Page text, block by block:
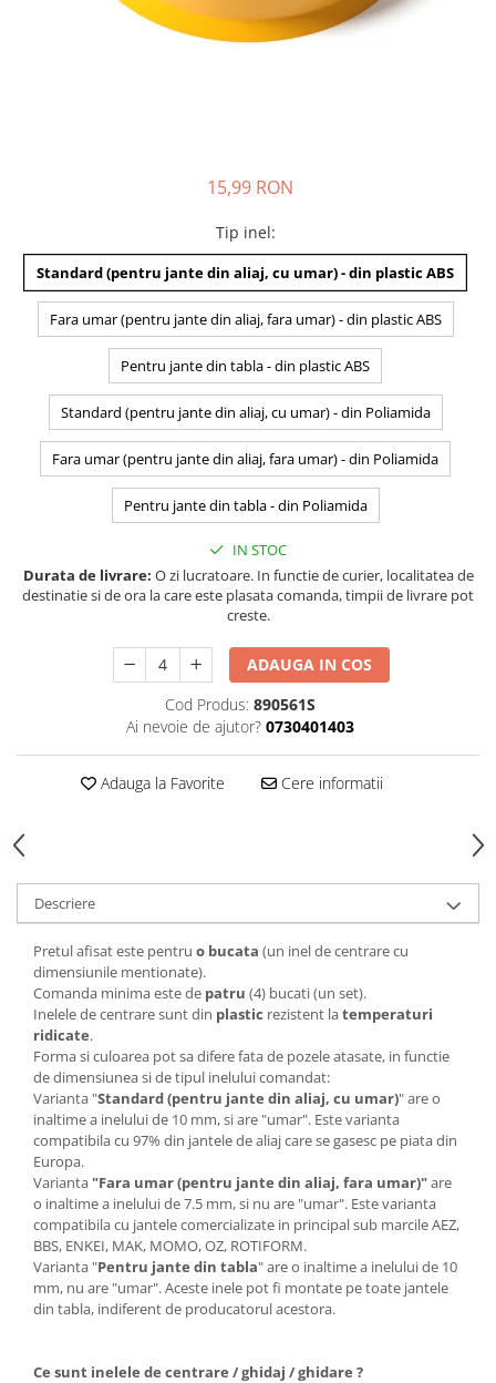
15,99 RON
Tip inel:
Standard (pentru jante din aliaj, cu umar) - din plastic ABS
Fara umar (pentru jante din aliaj, fara umar) - din plastic ABS
Pentru jante din tabla - din plastic ABS
Standard (pentru jante din aliaj, cu umar) - din Poliamida
Fara umar (pentru jante din aliaj, fara umar) - din Poliamida
Pentru jante din tabla - din Poliamida
IN STOC
Durata de livrare: O zi lucratoare. In functie de curier, localitatea de
destinatie si de ora la care este plasata comanda, timpii de livrare pot
creste.
ADAUGA IN COS
Cod Produs: 890561S
Ai nevoie de ajutor? 0730401403
Adauga la Favorite Cere informatii
Descriere
Pretul afisat este pentru o bucata (un inel de centrare cu
dimensiunile mentionate).
Comanda minima este de patru (4) bucati (un set).
Inelele de centrare sunt din plastic rezistent latemperaturi
ridicate.
Forma si culoarea pot sa difere fata de pozele atasate, in functie
de dimensiunea si de tipul inelului comandat:
Varianta "Standard (pentru jante din aliaj, cu umar)" are o
inaltime a inelului de 10 mm, si are "umar". Este varianta
compatibila cu 97% din jantele de aliaj care se gasesc pe piata din
Europa.
Varianta "Fara umar (pentru jante din aliaj, fara umar)"are
o inaltime a inelului de 7.5 mm, si nu are "umar". Este varianta
compatibila cu jantele comercializate in principal sub marcile AEZ,
BBS, ENKEI, MAK, MOMO, OZ, ROTIFORM.
Varianta "Pentru jante din tabla" are o inaltime a inelului de 10
mm, nu are "umar". Aceste inele pot fi montate pe toate jantele
din tabla, indiferent de producatorul acestora.
Ce sunt inelele de centrare / ghidaj / ghidare ?